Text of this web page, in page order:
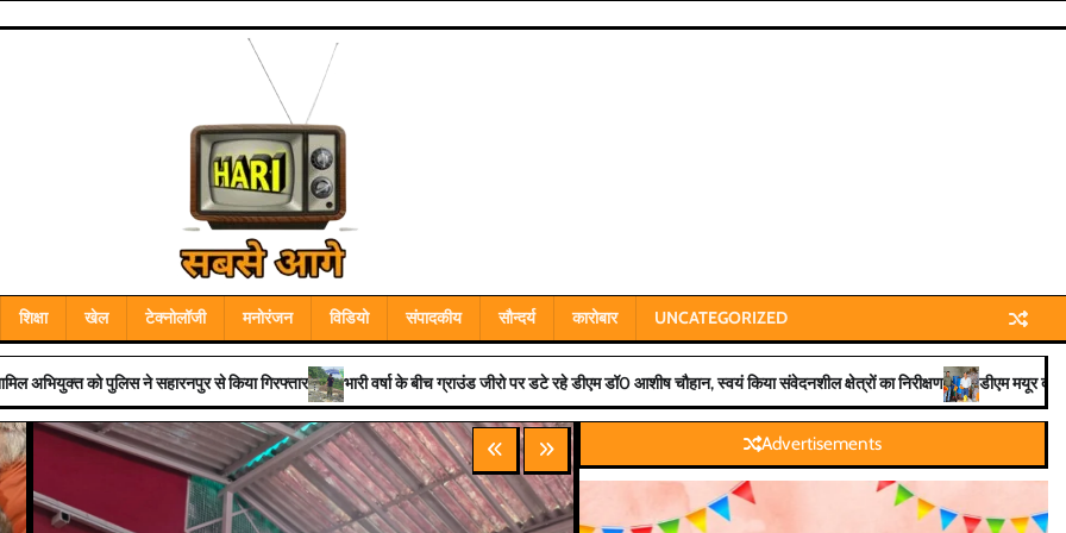
शिक्षा खेल टेक्नोलॉजी मनोरंजन विडियो संपादकीय सौन्दर्य कारोबार UNCATEGORIZED
भारी वर्षा के बीच ग्राउंड जीरो पर डटे रहे डीएम डॉ0 आशीष चौहान, स्वयं किया संवेदनशील क्षेत्रों का निरीक्षण डीएम मयूर दीक्षित के निर्देश पर खाद्य सुरक्षा विभाग की बड़ी
Advertisements